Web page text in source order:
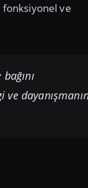
fonksiyonel ve